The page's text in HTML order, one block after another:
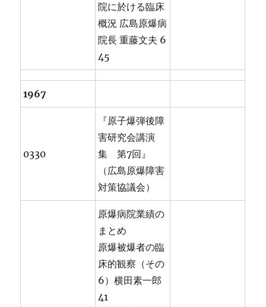
院に於ける臨床
概況 広島原爆病
院長 重藤文夫 6
45
1967
0330
『原子爆弾後障
害研究会講演
集 第7回』
（広島原爆障害
対策協議会）
原爆病院業績の
まとめ
原爆被爆者の臨
床的観察（その
6）横田素一郎
41